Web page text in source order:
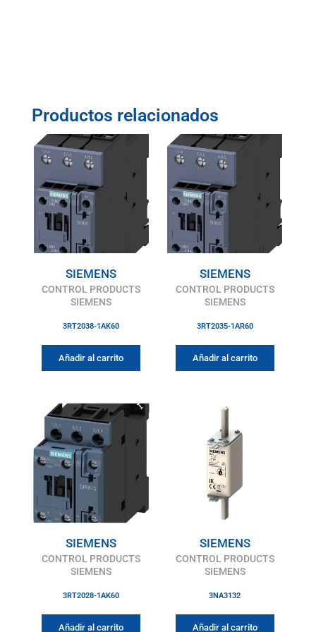
Productos relacionados
SIEMENS
CONTROL PRODUCTS
SIEMENS
3RT2038-1AK60
Añadir al carrito
SIEMENS
CONTROL PRODUCTS
SIEMENS
3RT2035-1AR60
Añadir al carrito
SIEMENS
CONTROL PRODUCTS
SIEMENS
3RT2028-1AK60
Añadir al carrito
SIEMENS
CONTROL PRODUCTS
SIEMENS
3NA3132
Añadir al carrito